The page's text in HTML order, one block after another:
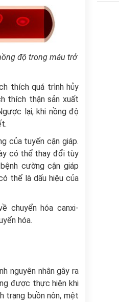
độ trong máu trở
thích quá trình hủy
thích thận sản xuất
lại, khi nồng độ
của tuyến cận giáp.
có thể thay đổi tùy
cường cận giáp
thể là dấu hiệu của
chuyển hóa canxi-
hóa.
nguyên nhân gây ra
được thực hiện khi
trạng buồn nôn, mệt